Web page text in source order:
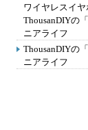
ワイヤレスイヤ
ThousanDIYの
ニアライフ
ThousanDIYの
ニアライフ